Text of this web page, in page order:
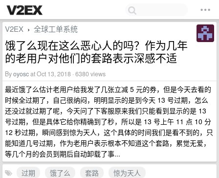
V2EX › 全球工单系统
饿了么现在这么恶心人的吗？作为几年
的老用户对他们的套路表示深感不适
Byoyoscat Oct 13, 2018 · 6380 views
最近饿了么估计老用户给我发了几张立减 5 元的券，但是今天去看的
时候全过期了，自己很纳闷，明明显示的是到今天 13 号过期，怎么
还没过就过期了呢，今天问了下客服原来我们只能看到显示的是 13
号过期，但是具体它给你精确到了秒，所以是 13 号上午 11 点 10 分
12 秒过期，瞬间感到惊为天人，这个具体的时间我们是看不到的，只
能知道几号过期，作为老用户表示根本不知道这个套路，累觉无爱，
等几个月的会员到期后自动卸载了事...
过期
饿了么 套路
惊为天人